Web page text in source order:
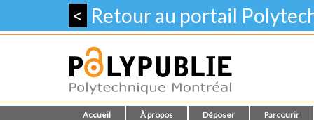
< Retour au portail
Accueil À propos Déposer Parcourir